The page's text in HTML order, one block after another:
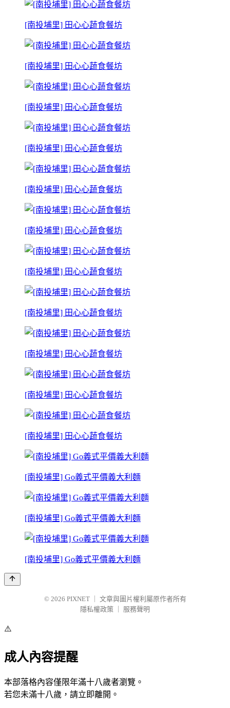
[南投埔里] 田心心蔬食餐坊
[南投埔里] 田心心蔬食餐坊
[南投埔里] 田心心蔬食餐坊
[南投埔里] 田心心蔬食餐坊
[南投埔里] 田心心蔬食餐坊
[南投埔里] 田心心蔬食餐坊
[南投埔里] 田心心蔬食餐坊
[南投埔里] 田心心蔬食餐坊
[南投埔里] 田心心蔬食餐坊
[南投埔里] 田心心蔬食餐坊
[南投埔里] 田心心蔬食餐坊
[南投埔里] Go義式平價義大利麵
[南投埔里] Go義式平價義大利麵
[南投埔里] Go義式平價義大利麵
© 2026 PIXNET
文章與圖片權利屬原作者所有
隱私權政策
服務聲明
⚠️
成人內容提醒
本部落格內容僅限年滿十八歲者瀏覽。
若您未滿十八歲，請立即離開。